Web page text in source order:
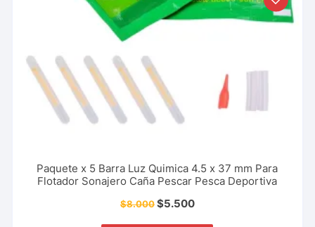
Paquete x 5 Barra Luz Quimica 4.5 x 37 mm Para
Flotador Sonajero Caña Pescar Pesca Deportiva
$8.000$5.500